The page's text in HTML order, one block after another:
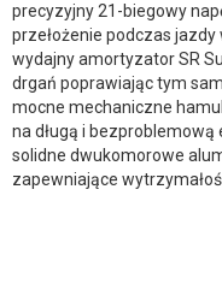
precyzyjny 21-biegowy
przełożenie podczas
wydajny amortyzator SR
drgań poprawiając tym
mocne mechaniczne
na długą i bezproblemową
solidne dwukomorowe
zapewniające